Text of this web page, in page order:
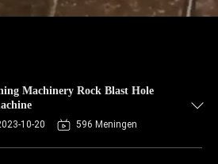
Machinery Rock Blast Hole
10-20 596 Meningen